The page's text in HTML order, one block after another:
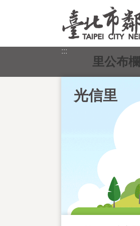
:::
光信里
里公布欄